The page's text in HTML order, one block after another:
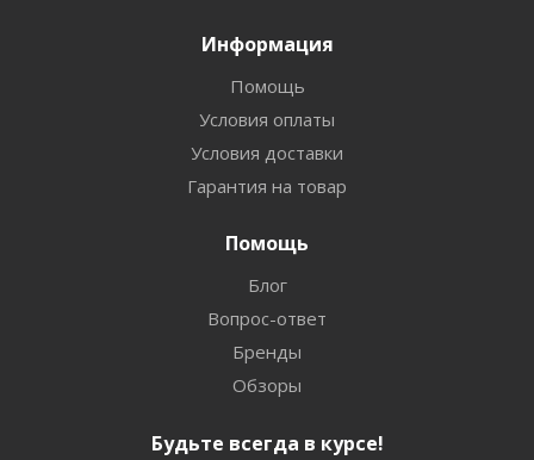
Информация
Помощь
Условия оплаты
Условия доставки
Гарантия на товар
Помощь
Блог
Вопрос-ответ
Бренды
Обзоры
Будьте всегда в курсе!